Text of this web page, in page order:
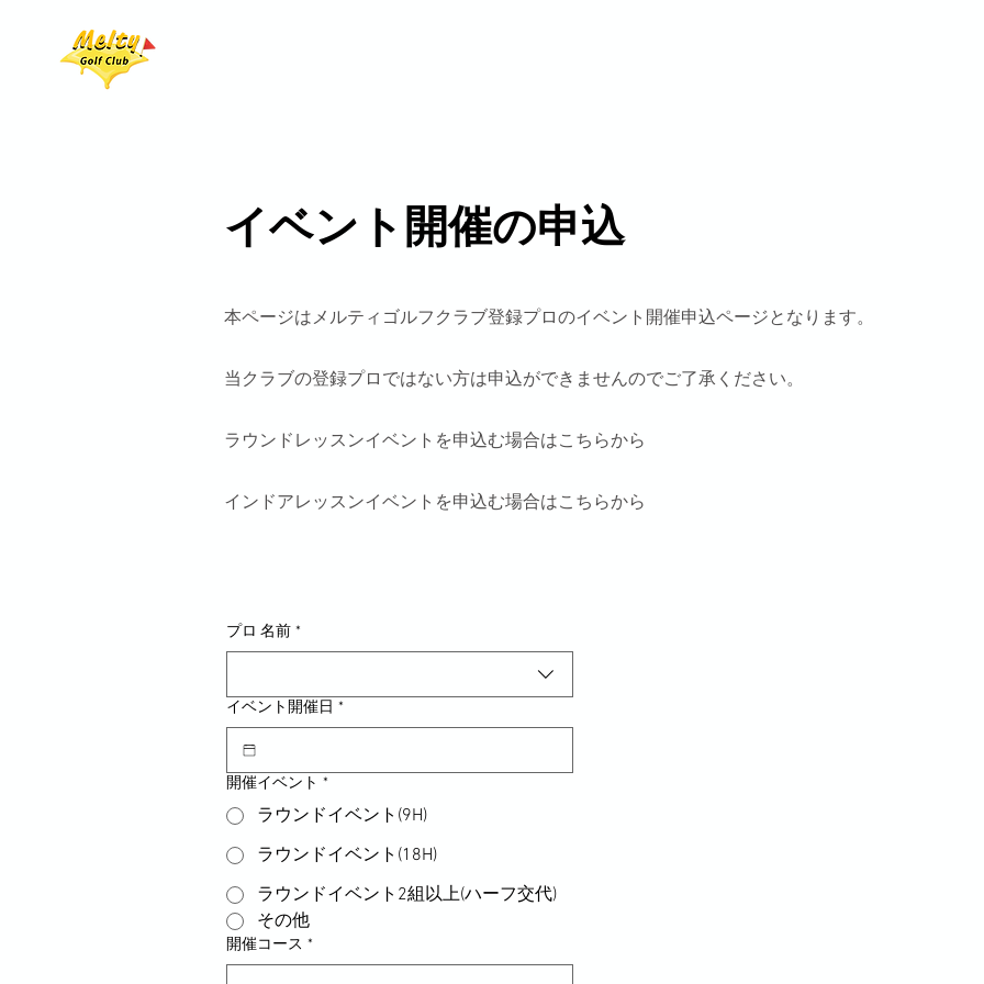
​イベント開催の申込
本ページはメルティゴルフクラブ登録プロのイベント開催申込ページとなります。
​当クラブの登録プロではない方は申込ができませんのでご了承ください。
ラウンドレッスンイベントを申込む場合はこちらから
​インドアレッスンイベントを申込む場合はこちらから
プロ 名前 *
イベント開催日 *
開催イベント *
ラウンドイベント(9H)
ラウンドイベント(18H)
ラウンドイベント2組以上(ハーフ交代)
その他
開催コース *